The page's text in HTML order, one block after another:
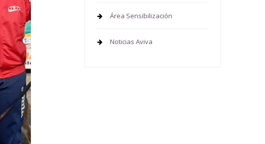
Área Sensibilización
Noticias Aviva